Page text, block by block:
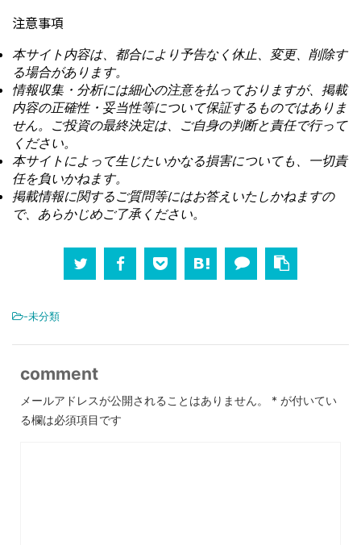
注意事項
本サイト内容は、都合により予告なく休止、変更、削除す
る場合があります。
情報収集・分析には細心の注意を払っておりますが、掲載
内容の正確性・妥当性等について保証するものではありま
せん。ご投資の最終決定は、ご自身の判断と責任で行って
ください。
本サイトによって生じたいかなる損害についても、一切責
任を負いかねます。
掲載情報に関するご質問等にはお答えいたしかねますの
で、あらかじめご了承ください。
-未分類
comment
メールアドレスが公開されることはありません。 * が付いてい
る欄は必須項目です